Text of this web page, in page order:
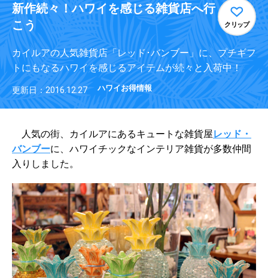
新作続々！ハワイを感じる雑貨店へ行
こう
クリップ
カイルアの人気雑貨店「レッド･バンブー」に、プチギフ
トにもなるハワイを感じるアイテムが続々と入荷中！
更新日：2016.12.27 ハワイお得情報
人気の街、カイルアにあるキュートな雑貨屋レッド・
バンブーに、ハワイチックなインテリア雑貨が多数仲間
入りしました。